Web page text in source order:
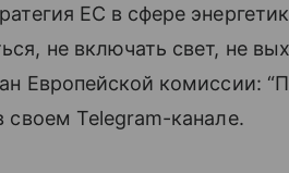
ЕС в сфере
не включать свет, не
Европейской комиссии:
своем Telegram-канале.